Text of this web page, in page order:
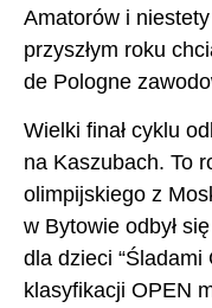
Amatorów i
przyszłym roku
de Pologne
Wielki finał cyklu
na Kaszubach. To
olimpijskiego z
w Bytowie odbył
dla dzieci “Śladami
klasyfikacji OPEN